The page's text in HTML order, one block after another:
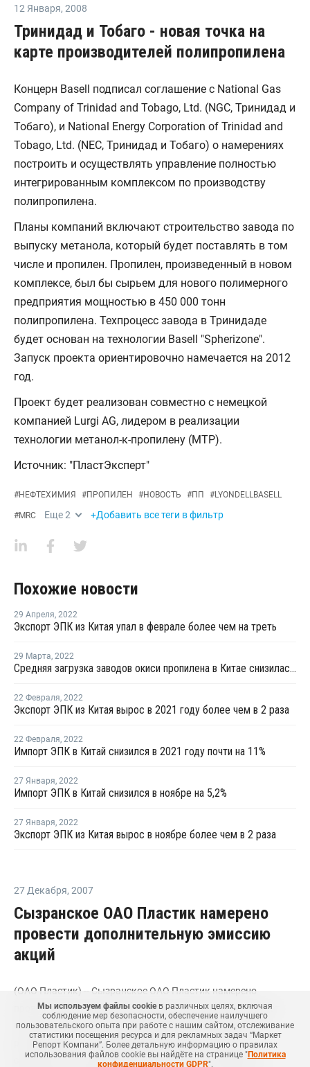
12 Января, 2008
Тринидад и Тобаго - новая точка на
карте производителей полипропилена
Концерн Basell подписал соглашение с National Gas
Company of Trinidad and Tobago, Ltd. (NGC, Тринидад и
Тобаго), и National Energy Corporation of Trinidad and
Tobago, Ltd. (NEC, Тринидад и Тобаго) о намерениях
построить и осуществлять управление полностью
интегрированным комплексом по производству
полипропилена.
Планы компаний включают строительство завода по
выпуску метанола, который будет поставлять в том
числе и пропилен. Пропилен, произведенный в новом
комплексе, был бы сырьем для нового полимерного
предприятия мощностью в 450 000 тонн
полипропилена. Техпроцесс завода в Тринидаде
будет основан на технологии Basell "Spherizone".
Запуск проекта ориентировочно намечается на 2012
год.
Проект будет реализован совместно с немецкой
компанией Lurgi AG, лидером в реализации
технологии метанол-к-пропилену (MTP).
Источник: "ПластЭксперт"
#НЕФТЕХИМИЯ #ПРОПИЛЕН #НОВОСТЬ #ПП #LYONDELLBASELL
#MRC Еще2 +Добавить все теги в фильтр
Похожие новости
29 Апреля, 2022
Экспорт ЭПК из Китая упал в феврале более чем на треть
29 Марта, 2022
Средняя загрузка заводов окиси пропилена в Китае снизилась в середине марта на 4,5%
22 Февраля, 2022
Экспорт ЭПК из Китая вырос в 2021 году более чем в 2 раза
22 Февраля, 2022
Импорт ЭПК в Китай снизился в 2021 году почти на 11%
27 Января, 2022
Импорт ЭПК в Китай снизился в ноябре на 5,2%
27 Января, 2022
Экспорт ЭПК из Китая вырос в ноябре более чем в 2 раза
27 Декабря, 2007
Сызранское ОАО Пластик намерено
провести дополнительную эмиссию
акций
(ОАО Пластик) -- Сызранское ОАО Пластик намерено
провести дополнительную эмиссию акций. Эмиссия будет
состоять почти из 51,5 миллиона акций номиналом 20
рублей каждая, таким образом, общая их стоимость
составит чуть больше миллиарда рублей. Скорее всего,
Мы используем файлы cookieв различных целях, включая
соблюдение мер безопасности, обеспечение наилучшего
пользовательского опыта при работе с нашим сайтом, отслеживание
статистики посещения ресурса и для рекламных задач “Маркет
Репорт Компани”. Более детальную информацию о правилах
использования файлов cookie вы найдёте на странице "Политика
конфиденциальности GDPR".